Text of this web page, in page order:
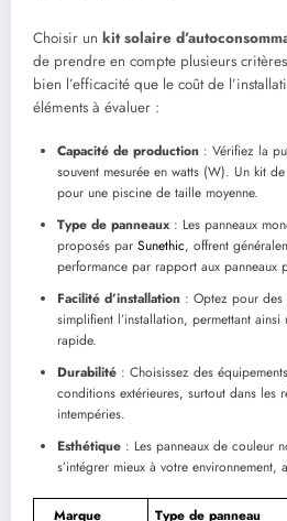
Choisir un kit solaire
de prendre en compte plusieurs
bien l’efficacité que le coût de
éléments à évaluer :
Capacité de production : Vérifiez la
souvent mesurée en watts (W). Un kit
pour une piscine de taille moyenne.
Type de panneaux : Les panneaux
proposés par Sunethic, offrent
performance par rapport aux panneaux
Facilité d’installation : Optez pour
simplifient l’installation, permettant
rapide.
Durabilité : Choisissez des
conditions extérieures, surtout dans les
intempéries.
Esthétique : Les panneaux de couleur
s’intégrer mieux à votre
Marque Type de panneau